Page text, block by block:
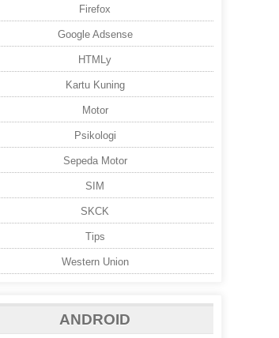
Firefox
Google Adsense
HTMLy
Kartu Kuning
Motor
Psikologi
Sepeda Motor
SIM
SKCK
Tips
Western Union
ANDROID